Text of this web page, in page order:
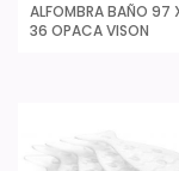
ALFOMBRA BAÑO 97
36 OPACA VISON